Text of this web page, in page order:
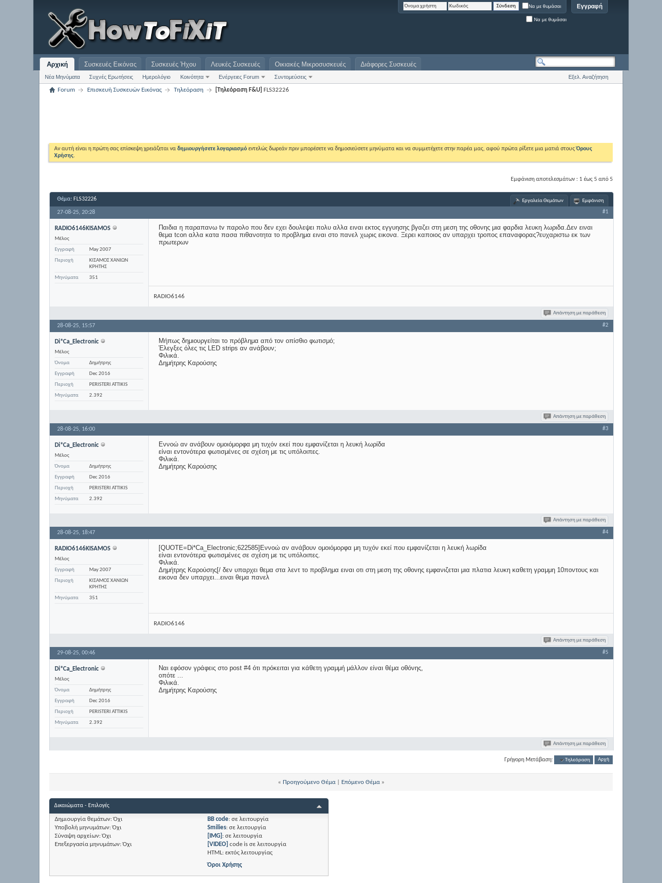
Εγγραφή
Να με θυμάσαι
Να με θυμάσαι
Αρχική
Νέα Μηνύματα Συχνές Ερωτήσεις Ημερολόγιο Κοινότητα Ενέργειες Forum Συντομεύσεις
Συσκευές Εικόνας Συσκευές Ήχου Λευκές Συσκευές Οικιακές Μικροσυσκευές Διάφορες Συσκευές
Εξελ. Αναζήτηση
Forum Επισκευή Συσκευών Εικόνας Τηλεόραση [Τηλεόραση F&U] FLS32226
Αν αυτή είναι η πρώτη σας επίσκεψη χρειάζεται ναδημιουργήσετε λογαριασμό εντελώς δωρεάν πριν μπορέσετε να δημοσιεύσετε μηνύματα και να συμμετέχετε στην παρέα μας, αφού πρώτα ρίξετε μια ματιά στουςΌρους
Χρήσης.
Εμφάνιση αποτελεσμάτων : 1 έως 5 από 5
Θέμα: FLS32226 Εργαλεία Θεμάτων Εμφάνιση
27-08-25,20:28 #1
RADIO6146KISAMOS
Μέλος
Εγγραφή
May 2007
Περιοχή
ΚΙΣΑΜΟΣ ΧΑΝΙΩΝ
ΚΡΗΤΗΣ
Μηνύματα
351
Παιδια η παραπανω tv παρολο που δεν εχει δουλεψει πολυ αλλα ειναι εκτος εγγυησης βγαζει στη μεση της οθονης μια φαρδια λευκη λωριδα.Δεν ειναι
θεμα tcon αλλα κατα πασα πιθανοτητα το προβλημα ειναι στο πανελ χωρις εικονα. Ξερει καποιος αν υπαρχει τροπος επαναφορας?ευχαριστω εκ των
πρωτερων
RADIO6146
Απάντηση με παράθεση
28-08-25, 15:57 #2
Di*Ca_Electronic
Μέλος
Όνομα
Δημήτρης
Εγγραφή
Dec 2016
Περιοχή
PERISTERI ATTIKIS
Μηνύματα
2.392
Μήπως δημιουργείται το πρόβλημα από τον οπίσθιο φωτισμό;
Έλεγξες όλες τις LED strips αν ανάβουν;
Φιλικά.
Δημήτρης Καρούσης
Απάντηση με παράθεση
28-08-25, 16:00 #3
Di*Ca_Electronic
Μέλος
Όνομα
Δημήτρης
Εγγραφή
Dec 2016
Περιοχή
PERISTERI ATTIKIS
Μηνύματα
2.392
Εννοώ αν ανάβουν ομοιόμορφα μη τυχόν εκεί που εμφανίζεται η λευκή λωρίδα
είναι εντονότερα φωτισμένες σε σχέση με τις υπόλοιπες.
Φιλικά.
Δημήτρης Καρούσης
Απάντηση με παράθεση
28-08-25, 18:47 #4
RADIO6146KISAMOS
Μέλος
Εγγραφή
May 2007
Περιοχή
ΚΙΣΑΜΟΣ ΧΑΝΙΩΝ
ΚΡΗΤΗΣ
Μηνύματα
351
[QUOTE=Di*Ca_Electronic;622585]Εννοώ αν ανάβουν ομοιόμορφα μη τυχόν εκεί που εμφανίζεται η λευκή λωρίδα
είναι εντονότερα φωτισμένες σε σχέση με τις υπόλοιπες.
Φιλικά.
Δημήτρης Καρούσης[/ δεν υπαρχει θεμα στα λεντ το προβλημα ειναι οτι στη μεση της οθονης εμφανιζεται μια πλατια λευκη καθετη γραμμη 10ποντους και
εικονα δεν υπαρχει...ειναι θεμα πανελ
RADIO6146
Απάντηση με παράθεση
29-08-25,00:46 #5
Di*Ca_Electronic
Μέλος
Όνομα
Δημήτρης
Εγγραφή
Dec 2016
Περιοχή
PERISTERI ATTIKIS
Μηνύματα
2.392
Ναι εφόσον γράφεις στο post #4 ότι πρόκειται για κάθετη γραμμή μάλλον είναι θέμα οθόνης,
οπότε ...
Φιλικά.
Δημήτρης Καρούσης
Απάντηση με παράθεση
Γρήγορη Μετάβαση: Τηλεόραση Αρχή
« Προηγούμενο Θέμα| Επόμενο Θέμα »
Δικαιώματα - Επιλογές
Δημιουργία θεμάτων:Όχι
Υποβολή μηνυμάτων:Όχι
Σύναψη αρχείων:Όχι
Επεξεργασία μηνυμάτων:Όχι
BB code: σε λειτουργία
Smilies: σε λειτουργία
[IMG] : σε λειτουργία
[VIDEO] code is σε λειτουργία
HTML: εκτός λειτουργίας
Όροι Χρήσης